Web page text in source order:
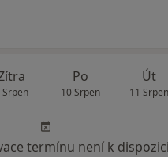
Srpen
Po
10 Srpen
Út
11 Srpen
termínu není k dispozici